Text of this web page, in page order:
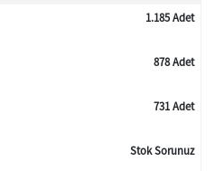
1.185 Adet
878 Adet
731 Adet
Stok Sorunuz